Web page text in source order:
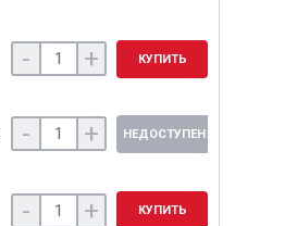
- + КУПИТЬ
- + НЕДОСТУПЕН
- + КУПИТЬ